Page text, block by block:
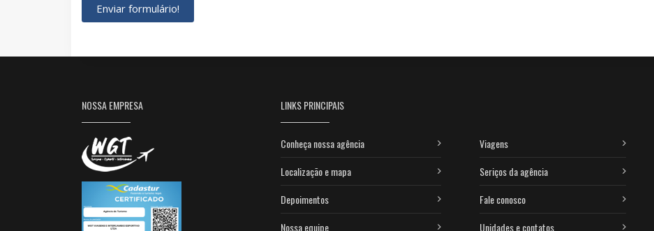
Enviar formulário!
NOSSA EMPRESA LINKS PRINCIPAIS
Conheça nossa agência
Localização e mapa
Depoimentos
Nossa equipe
Viagens
Seriços da agência
Fale conosco
Unidades e contatos